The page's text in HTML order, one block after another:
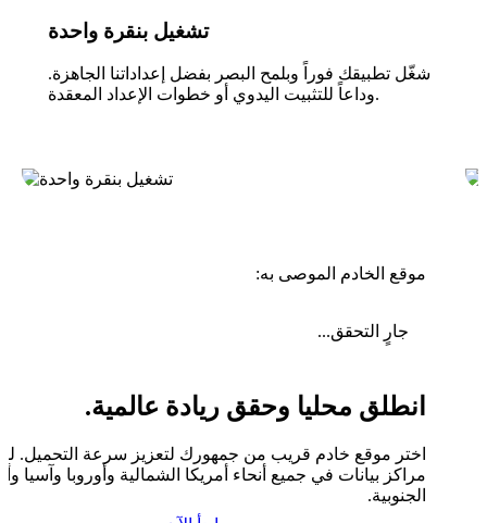
تشغيل بنقرة واحدة
شغّل تطبيقك فوراً وبلمح البصر بفضل إعداداتنا الجاهزة.
وداعاً للتثبيت اليدوي أو خطوات الإعداد المعقدة.
موقع الخادم الموصى به:
جارٍ التحقق...
انطلق محليا وحقق ريادة عالمية.
اختر موقع خادم قريب من جمهورك لتعزيز سرعة التحميل.
مراكز بيانات في جميع أنحاء أمريكا الشمالية وأوروبا وآسيا
الجنوبية.